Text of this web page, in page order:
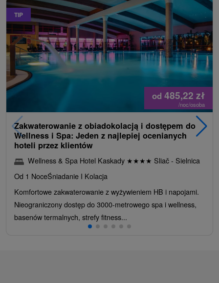
TIP
od 485,22 zł
/noc/osoba
Zakwaterowanie z obiadokolacją i dostępem do
Wellness i Spa: Jeden z najlepiej ocenianych
hoteli przez klientów
Wellness & Spa Hotel Kaskady ★★★★ Sliač - Sielnica
Od 1 NoceŚniadanie I Kolacja
Komfortowe zakwaterowanie z wyżywieniem HB i napojami.
Nieograniczony dostęp do 3000-metrowego spa i wellness,
basenów termalnych, strefy fitness...